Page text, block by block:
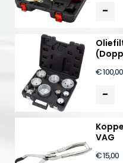
-
€ 100,00
-
VAG
€ 15,00